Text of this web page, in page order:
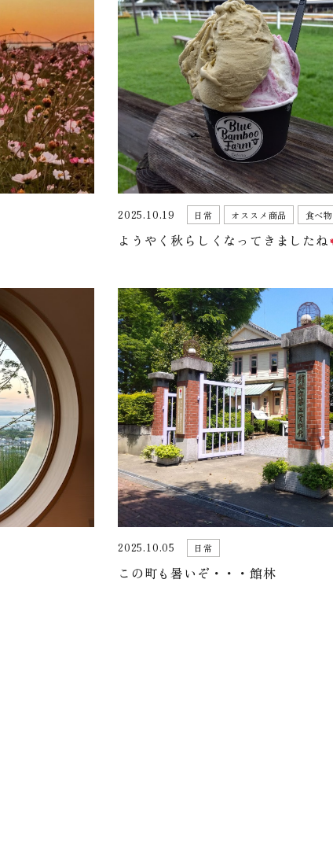
2025.10.19 日常 オススメ商品 食べ物
ようやく秋らしくなってきましたね
2025.10.05 日常
この町も暑いぞ・・・館林